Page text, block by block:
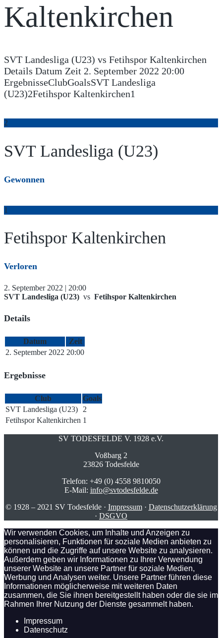
Kaltenkirchen
SVT Landesliga (U23) vs Fetihspor Kaltenkirchen
Details Datum Zeit 2. September 2022 20:00
ErgebnisseClubGoalsSVT Landesliga
(U23)2Fetihspor Kaltenkirchen1
2
SVT Landesliga (U23)
Gewonnen
1
Fetihspor Kaltenkirchen
Verloren
2. September 2022 | 20:00
SVT Landesliga (U23) vs Fetihspor Kaltenkirchen
Details
Datum
Zeit
2. September 2022 20:00
Ergebnisse
Club
Goals
SVT Landesliga (U23)
2
Fetihspor Kaltenkirchen 1
SV TODESFELDE V. 1928 e.V.
Voßbarg 2
23826 Todesfelde
Telefon: +49 (0) 4558 9810050
E-Mail: info@svtodesfelde.de
© 1928 – 2021 SV Todesfelde · Impressum· Datenschutzerklärung
· DSGVO
Wir verwenden Cookies, um Inhalte und Anzeigen zu
personalisieren, Funktionen für soziale Medien anbieten zu
können und die Zugriffe auf unsere Website zu analysieren.
Außerdem geben wir Informationen zu Ihrer Verwendung
unserer Website an unsere Partner für soziale Medien,
Werbung und Analysen weiter. Unsere Partner führen diese
Informationen möglicherweise mit weiteren Daten
zusammen, die Sie ihnen bereitgestellt haben oder die sie im
Rahmen Ihrer Nutzung der Dienste gesammelt haben.
Impressum
Datenschutz